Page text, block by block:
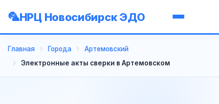
НРЦ Новосибирск ЭДО
Главная Города
Артемовский
Электронные акты сверки в Артемовском